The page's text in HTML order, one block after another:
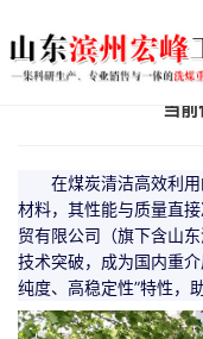
当前
在煤炭清洁高效利
材料，其性能与质量直
贸有限公司（旗下含山
技术突破，成为国内重
纯度、高稳定性”特性，